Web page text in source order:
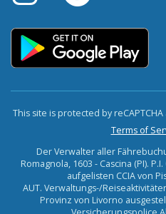
This site is protected by
Terms of
Der Verwalter aller
Romagnola, 1603 - Cascina (PI).
aufgelisten CCIA von
AUT. Verwaltungs-/
Provinz von Livorno